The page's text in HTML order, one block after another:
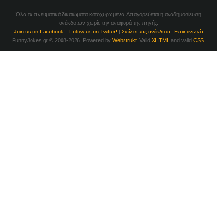
Όλα τα πνευματικά δικαιώματα κατοχυρωμένα. Απαγορεύεται η αναδημοσίευση
ανέκδοτων χωρίς την αναφορά της πηγής.
Join us on Facebook! | Follow us on Twitter! | Στείλτε μας ανέκδοτα| Επικοινωνία
FunnyJokes.gr © 2008-2026. Powered by Webstrukt. Valid XHTML and valid CSS.